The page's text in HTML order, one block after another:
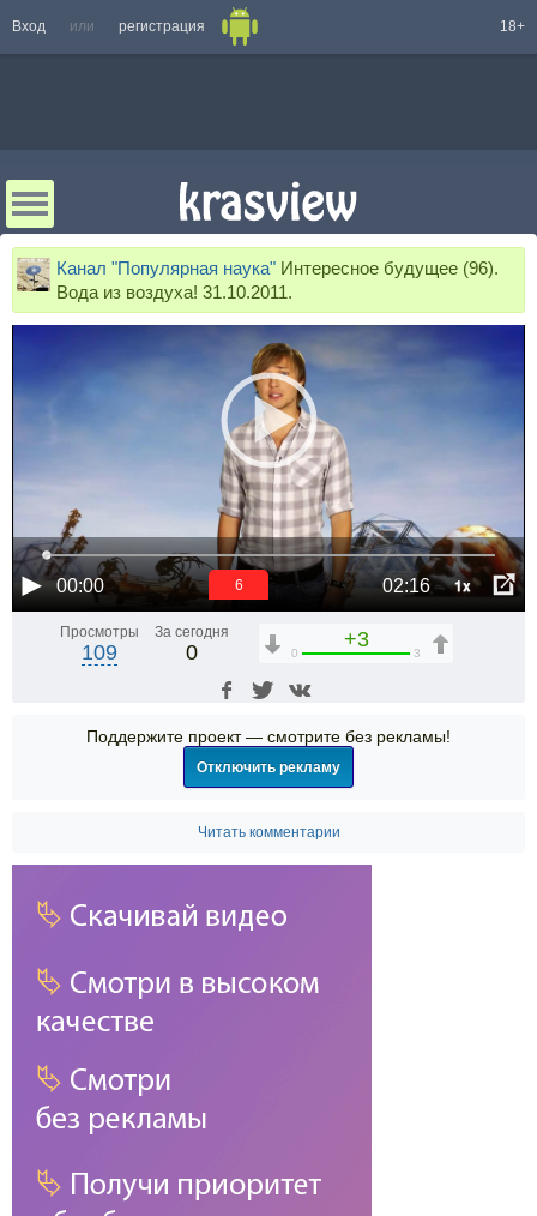
Вход или регистрация 18+
Канал "Популярная наука" Интересное будущее (96).
Вода из воздуха! 31.10.2011.
00:00 02:16 1x
6
Просмотры
109
За сегодня
0
+3
0 3
Поддержите проект — смотрите без рекламы!
Отключить рекламу
Читать комментарии